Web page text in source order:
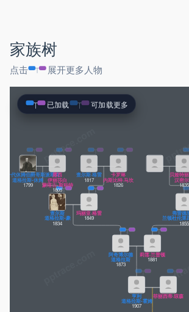
家族树
点击 展开更多人物
pptrace.com
亨利
道格拉斯-霍姆
1907
菲丽西蒂·琼森
阿奇博尔德
道格拉斯
1873
莉莲·兰普顿
1881
查尔斯
道格拉斯-豪
1834
玛丽亚·格雷
1849
弗雷德
兰顿杜伦第
1855
一代休姆伯爵哥斯派翠克
道格拉斯-休姆
1799
露西
伊丽莎白
蒙塔古-斯科特
1805
查尔斯·格雷
1817
卡罗琳
内斯比特·马坎
1826
贝娅特
汉密
已加载 可加载更多